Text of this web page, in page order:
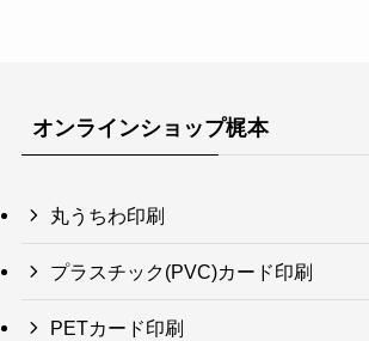
オンラインショップ梶本
丸うちわ印刷
プラスチック(PVC)カード印刷
PETカード印刷